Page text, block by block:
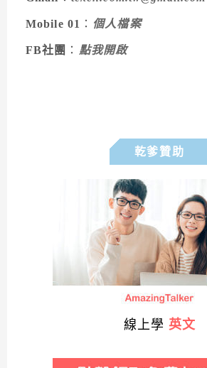
Mobile 01 ： 個人檔案
FB社團 ： 點我開啟
乾爹贊助
線上學 英文